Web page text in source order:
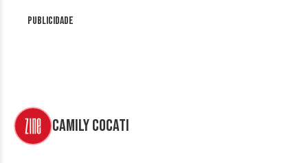
Publicidade
Camily Cocati